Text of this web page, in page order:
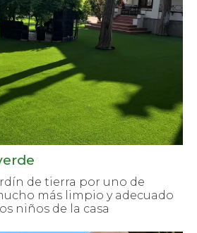
de tierra por uno de
más limpio y adecuado
niños de la casa